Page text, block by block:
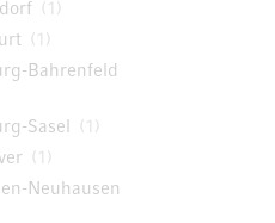
1
1
Bahrenfeld
Sasel
1
1
Neuhausen